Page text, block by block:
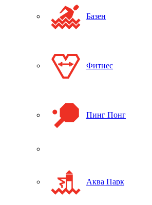
Базен
Фитнес
Пинг Понг
Аква Парк